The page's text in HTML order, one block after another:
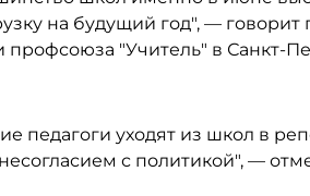
на будущий год", — говорит
"Учитель" в Санкт-
педагоги уходят из школ в
с политикой", —